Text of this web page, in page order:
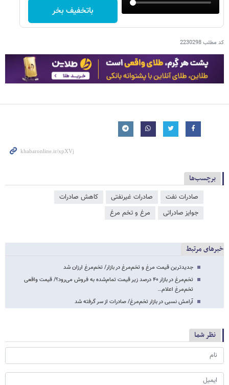
باتخفیف بخر
کد مطلب2230298
برچسب‌ها
صادرات نفت صادرات غیرنفتی
کاهش صادرات
جوایز صادراتی
مرغ و تخم مرغ
خبرهای مرتبط
جدیدترین قیمت مرغ و تخم‌مرغ در بازار/ تخم‌مرغ ارزان شد
تخم‌مرغ در بازار ۴۰ درصد زیر قیمت تمام‌شده به فروش می‌رود؟/ قیمت واقعی
تخم‌مرغ اعلام…
آرامش نسبی در بازار تخم‌مرغ/ صادرات از سر گرفته شد
نظر شما